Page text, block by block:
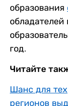
образования
обладателей
год.
Читайте
Шанс для
регионов